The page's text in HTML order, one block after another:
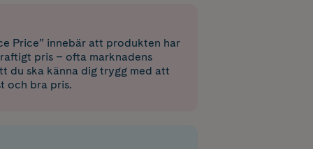
Price” innebär att produkten har
pris – ofta marknadens
du ska känna dig trygg med att
och bra pris.